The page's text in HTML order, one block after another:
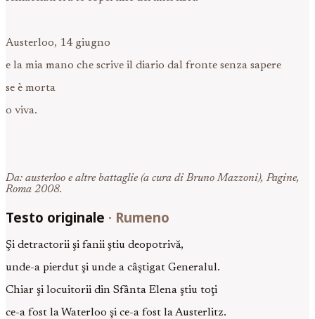
Austerloo, 14 giugno
e la mia mano che scrive il diario dal fronte senza sapere
se è morta
o viva.
Da: austerloo e altre battaglie (a cura di Bruno Mazzoni), Pagine,
Roma 2008.
Testo originale · Rumeno
Şi detractorii şi fanii ştiu deopotrivă,
unde-a pierdut şi unde a câştigat Generalul.
Chiar şi locuitorii din Sfânta Elena ştiu toţi
ce-a fost la Waterloo şi ce-a fost la Austerlitz.